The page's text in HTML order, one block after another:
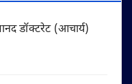
डॉक्टरेट (आचार्य)